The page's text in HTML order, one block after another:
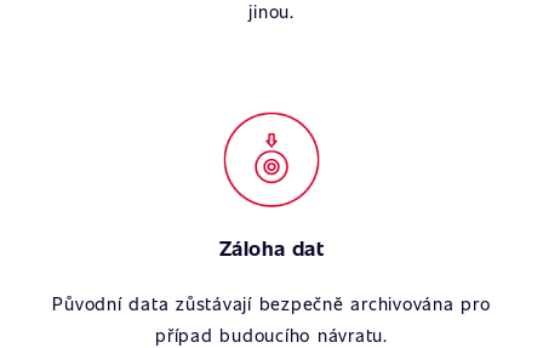
jinou.
Záloha dat
Původní data zůstávají bezpečně archivována pro
případ budoucího návratu.